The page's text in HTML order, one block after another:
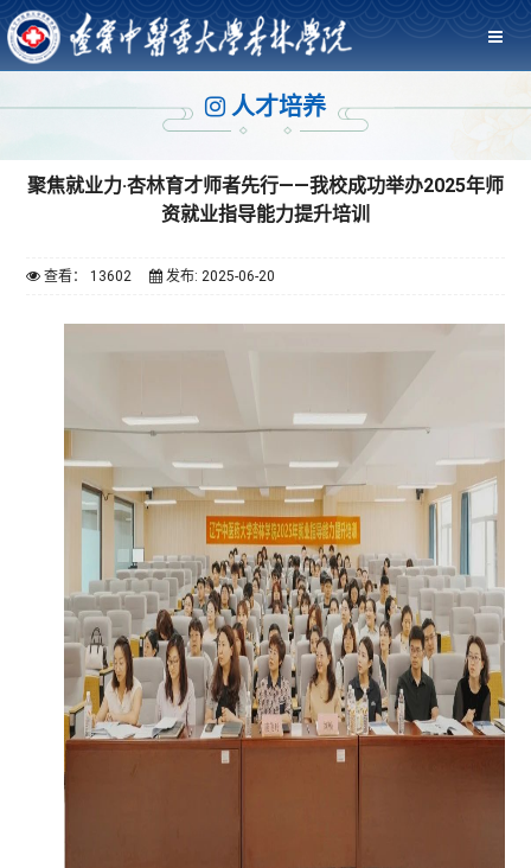
人才培养
聚焦就业力·杏林育才师者先行——我校成功举办2025年师
资就业指导能力提升培训
查看： 13602 发布: 2025-06-20